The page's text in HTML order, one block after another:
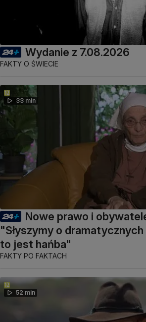
Wydanie z 7.08.2026
FAKTY O ŚWIECIE
33 min
Nowe prawo i
"Słyszymy o
to jest hańba"
FAKTY PO FAKTACH
52 min